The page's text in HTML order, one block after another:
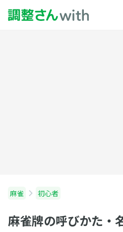
麻雀 初心者
麻雀牌の呼びかた・